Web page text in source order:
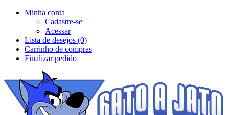
Minha conta
Cadastre-se
Acessar
Lista de desejos (0)
Carrinho de compras
Finalizar pedido